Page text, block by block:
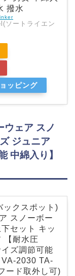
撥水
ソートライエン
ッピング
ウェア スノ
ジュニア
中綿入り】
ックスポット)
スノーボー
セット キッ
【耐水圧
ズ調節可能
VA-2030 TA-
ード取外し可)